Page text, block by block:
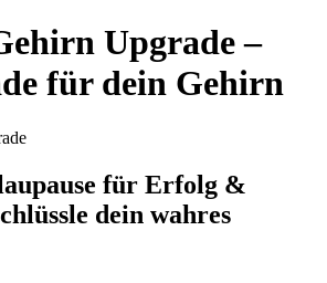
Upgrade –
für dein Gehirn
für Erfolg &
dein wahres